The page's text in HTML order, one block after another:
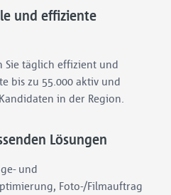
und effiziente
Sie täglich effizient und
bis zu 55.000 aktiv und
in der Region.
Lösungen
und
Foto-/Filmauftrag